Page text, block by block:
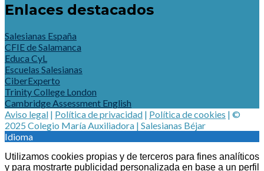
Enlaces destacados
Salesianas España
CFIE de Salamanca
Educa CyL
Escuelas Salesianas
CiberExperto
Trinity College London
Cambridge Assessment English
Aviso legal | Política de privacidad | Política de cookies | ©
2025 Colegio María Auxiliadora | Salesianas Béjar
Idioma
Utilizamos cookies propias y de terceros para fines analíticos
y para mostrarte publicidad personalizada en base a un perfil